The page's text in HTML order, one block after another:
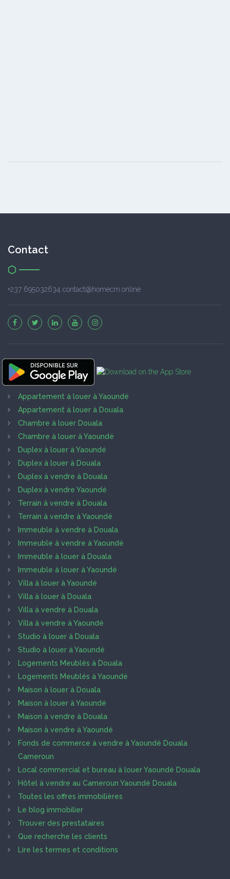
Contact
+237 695032634 contact@homecm.online
Appartement à louer à Yaoundé
Appartement à louer à Douala
Chambre à louer Douala
Chambre à louer à Yaoundé
Duplex à louer à Yaoundé
Duplex à louer à Douala
Duplex à vendre à Douala
Duplex à vendre Yaoundé
Terrain à vendre à Douala
Terrain à vendre à Yaoundé
Immeuble à vendre à Douala
Immeuble à vendre à Yaoundé
Immeuble à louer à Douala
Immeuble à louer à Yaoundé
Villa à louer à Yaoundé
Villa à louer à Douala
Villa à vendre à Douala
Villa à vendre à Yaoundé
Studio à louer à Douala
Studio à louer à Yaoundé
Logements Meublés à Douala
Logements Meublés à Yaoundé
Maison à louer à Douala
Maison à louer à Yaoundé
Maison à vendre à Douala
Maison à vendre à Yaoundé
Fonds de commerce à vendre à Yaoundé Douala
Cameroun
Local commercial et bureau à louer Yaoundé Douala
Hôtel à vendre au Cameroun Yaoundé Douala
Toutes les offres immobilières
Le blog immobilier
Trouver des prestataires
Que recherche les clients
Lire les termes et conditions